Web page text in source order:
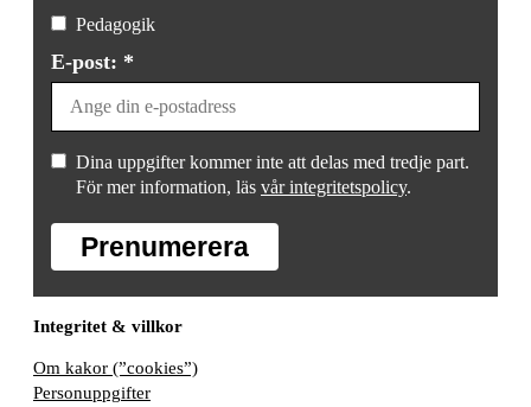
Pedagogik
E-post: *
Dina uppgifter kommer inte att delas med tredje part.
För mer information, läs vår integritetspolicy.
Prenumerera
Integritet & villkor
Om kakor (”cookies”)
Personuppgifter